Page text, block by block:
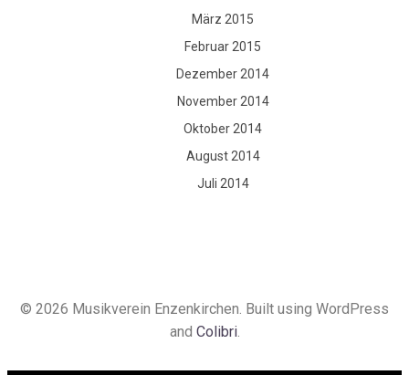
März 2015
Februar 2015
Dezember 2014
November 2014
Oktober 2014
August 2014
Juli 2014
© 2026 Musikverein Enzenkirchen. Built using WordPress
and Colibri.